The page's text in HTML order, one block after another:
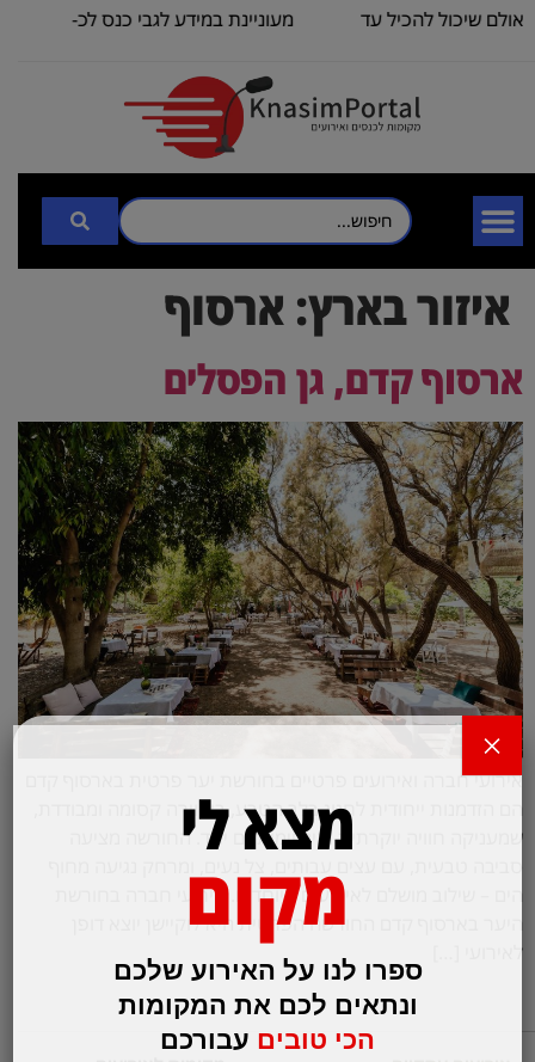
להכיל עד
מעוניינת במידע לגבי כנס לכ-
איזור בארץ: ארסוף
ארסוף קדם, גן הפסלים
אירועי חברה ואירועים פרטיים בחורשת יער פרטית בארסוף קדם
הם הזדמנות ייחודית לחגוג בלב הטבע, באווירה קסומה ומבודדת,
שמעניקה חוויה יוקרתית ואינטימית גם יחד. החורשה מציעה
הים – שילוב מושלם לאירועים מיוחדים. אירועי חברה בחורשת
היער בארסוף קדם החורשה הפרטית היא לוקיישן יוצא דופן
לאירועי […]
מצא לי
מקום
ספרו לנו על האירוע שלכם
ונתאים לכם את המקומות
הכי טובים עבורכם
×